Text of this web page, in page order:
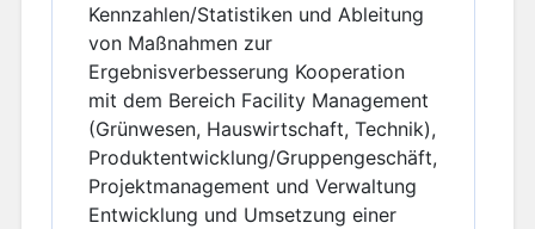
Kennzahlen/Statistiken und Ableitung
von Maßnahmen zur
Ergebnisverbesserung Kooperation
mit dem Bereich Facility Management
(Grünwesen, Hauswirtschaft, Technik),
Produktentwicklung/Gruppengeschäft,
Projektmanagement und Verwaltung
Entwicklung und Umsetzung einer